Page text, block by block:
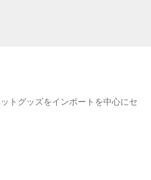
トグッズをインポートを中心にセ